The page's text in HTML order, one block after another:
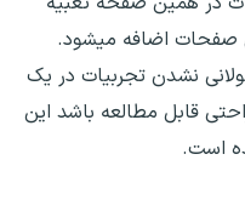
صفحات اضافه میشود.
نشدن تجربیات در یک
قابل مطالعه باشد این
است.